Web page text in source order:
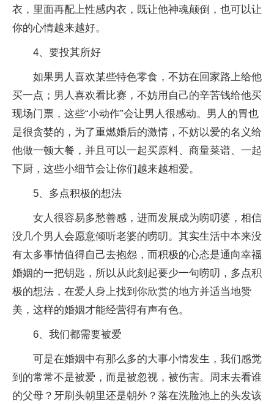
衣，里面再配上性感内衣，既让他神魂颠倒，也可以让
你的心情越来越好。
4、要投其所好
如果男人喜欢某些特色零食，不妨在回家路上给他
买一点；男人喜欢看比赛，不妨用自己的辛苦钱给他买
现场门票，这些“小动作”会让男人很感动。男人的胃也
是很贪婪的，为了重燃婚后的激情，不妨以爱的名义给
他做一顿大餐，并且可以一起买原料、商量菜谱、一起
下厨，这些小细节会让你们越来越相爱。
5、多点积极的想法
女人很容易多愁善感，进而发展成为唠叨婆，相信
没几个男人会愿意倾听老婆的唠叨。其实生活中本来没
有太多事情值得自己去抱怨，而积极的心态是通向幸福
婚姻的一把钥匙，所以从此刻起要少一句唠叨，多点积
极的想法，在爱人身上找到你欣赏的地方并适当地赞
美，这样的婚姻才能经营得有声有色。
6、我们都需要被爱
可是在婚姻中有那么多的大事小情发生，我们感觉
到的常常不是被爱，而是被忽视，被伤害。周末去看谁
的父母？牙刷头朝里还是朝外？落在洗脸池上的头发该